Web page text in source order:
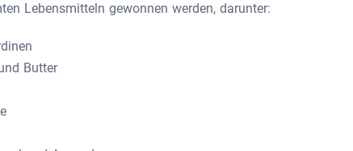
Lebensmitteln gewonnen werden, darunter:
Butter